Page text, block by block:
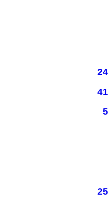
24
41
5
25